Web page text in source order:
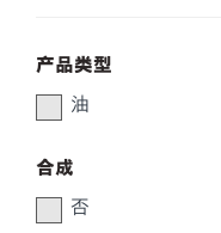
产品类型
油
合成
否